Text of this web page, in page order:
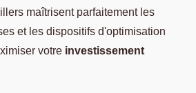
maîtrisent parfaitement les
et les dispositifs d'optimisation
votre investissement